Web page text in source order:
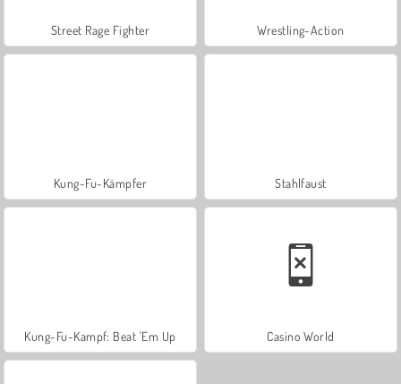
Street Rage Fighter Wrestling-Action
Kung-Fu-Kämpfer Stahlfaust
Kung-Fu-Kampf: Beat 'Em Up Casino World